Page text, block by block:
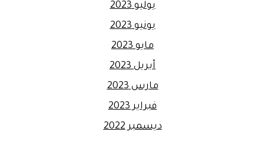
يوليو 2023
يونيو 2023
مايو 2023
أبريل 2023
مارس 2023
فبراير 2023
ديسمبر 2022